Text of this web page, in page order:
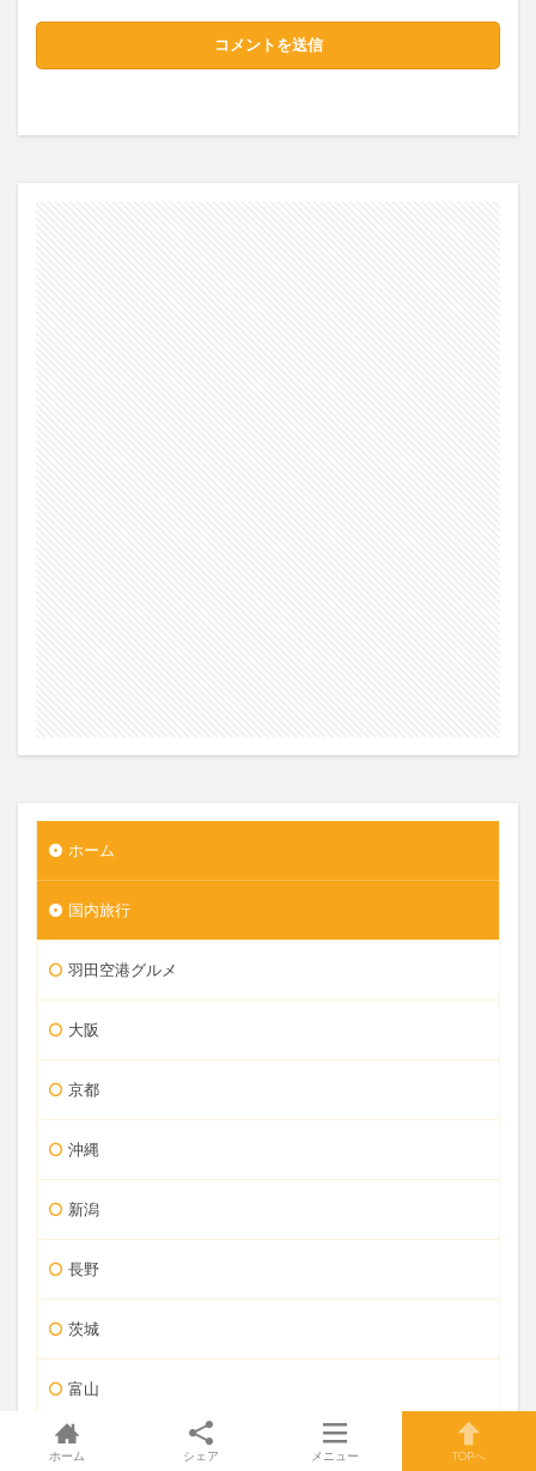
ホーム
国内旅行
羽田空港グルメ
大阪
京都
沖縄
新潟
長野
茨城
富山
金沢
ホーム シェア メニュー TOPへ